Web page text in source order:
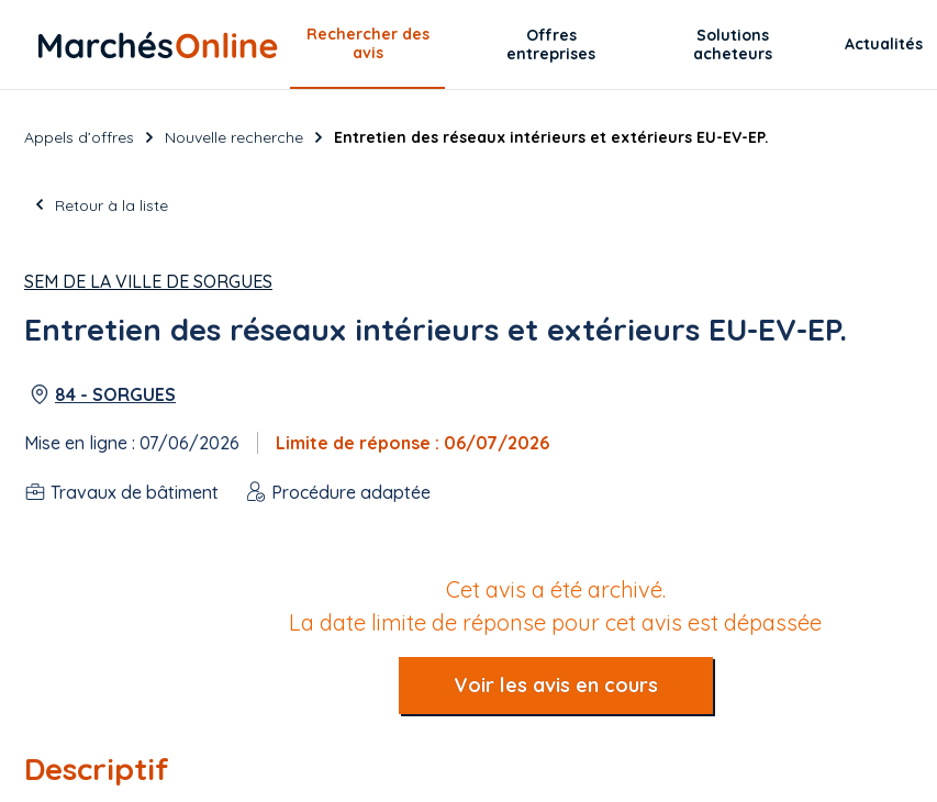
Rechercher des
avis
Offres
entreprises
Solutions
acheteurs
Actualités
Appels d’offres Nouvelle recherche Entretien des réseaux intérieurs et extérieurs EU-EV-EP.
Retour à la liste
SEM DE LA VILLE DE SORGUES
Entretien des réseaux intérieurs et extérieurs EU-EV-EP.
84 - SORGUES
Mise en ligne : 07/06/2026 Limite de réponse : 06/07/2026
Travaux de bâtiment Procédure adaptée
Cet avis a été archivé.
La date limite de réponse pour cet avis est dépassée
Voir les avis en cours
Descriptif